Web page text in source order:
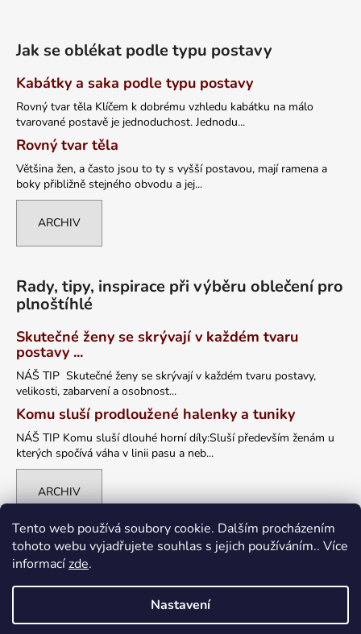
Tento web používá soubory cookie. Dalším procházením
tohoto webu vyjadřujete souhlas s jejich používáním.. Více
informacízde.
Nastavení
Jak se oblékat podle typu postavy
Kabátky a saka podle typu postavy
Rovný tvar těla Klíčem k dobrému vzhledu kabátku na málo
tvarované postavě je jednoduchost. Jednodu...
Rovný tvar těla
Většina žen, a často jsou to ty s vyšší postavou, mají ramena a
boky přibližně stejného obvodu a jej...
ARCHIV
Rady, tipy, inspirace při výběru oblečení pro
plnoštíhlé
Skutečné ženy se skrývají v každém tvaru
postavy ...
NÁŠ TIP Skutečné ženy se skrývají v každém tvaru postavy,
velikosti, zabarvení a osobnost...
Komu sluší prodloužené halenky a tuniky
NÁŠ TIP Komu sluší dlouhé horní díly:Sluší především ženám u
kterých spočívá váha v linii pasu a neb...
ARCHIV